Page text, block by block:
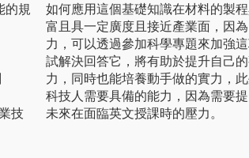
的規
技
如何應用這個基礎知識在材料的製
富且具一定廣度且接近產業面，因
力，可以透過參加科學專題來加強
試解決回答它，將有助於提升自己
力，同時也能培養動手做的實力，
科技人需要具備的能力，因為需要
未來在面臨英文授課時的壓力。